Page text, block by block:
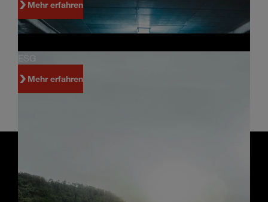
Mehr erfahren
ESG
Mehr erfahren